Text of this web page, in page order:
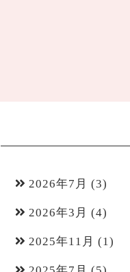
2026年7月 (3)
2026年3月 (4)
2025年11月 (1)